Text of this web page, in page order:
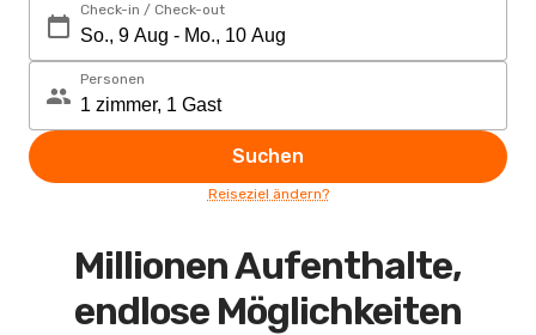
Check-in / Check-out
Personen
Suchen
Reiseziel ändern?
Millionen Aufenthalte,
endlose Möglichkeiten